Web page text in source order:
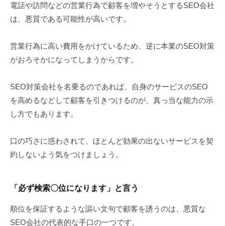
電話や訪問などの営業行為で顧客を増やそうとするSEO会社
は、悪質である可能性が高いです。
営業行為に高い費用をかけているため、逆に本業のSEO対策
がおろそかになってしまうからです。
SEO対策会社を名乗るのであれば、自身のサービスのSEO
を高めるなどして顧客を引きつけるのが、真っ当な能力の示
し方でもあります。
口の巧さに惑わされて、ほとんど効果の出ないサービスを契
約しないよう気をつけましょう。
「必ず検索〇位になります」と言う
順位を保証するような謳い文句で顧客を誘うのは、悪質な
SEO会社の代表的な手口の一つです。